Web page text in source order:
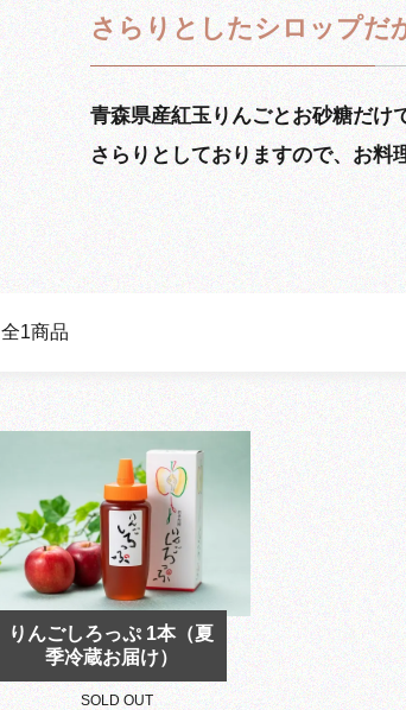
さらりとしたシロップだ
青森県産紅玉りんごとお砂糖だけ
さらりとしておりますので、お料
全1商品
りんごしろっぷ 1本（夏
季冷蔵お届け）
SOLD OUT